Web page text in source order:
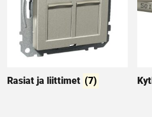
Rasiat ja liittimet (7)